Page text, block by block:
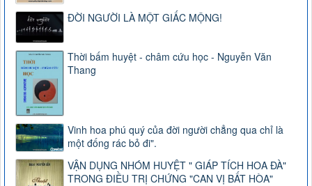
ĐỜI NGƯỜI LÀ MỘT GIẤC MỘNG!
Thời bấm huyệt - châm cứu học - Nguyễn Văn
Thang
Vinh hoa phú quý của đời người chẳng qua chỉ là
một đống rác bỏ đi".
VẬN DỤNG NHÓM HUYỆT " GIÁP TÍCH HOA ĐÀ"
TRONG ĐIỀU TRỊ CHỨNG "CAN VỊ BẤT HÒA"